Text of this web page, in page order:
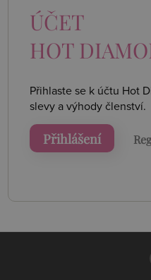
ÚČET
HOT
Přihlaste se k účtu Hot
slevy a výhody členství.
Přihlášení